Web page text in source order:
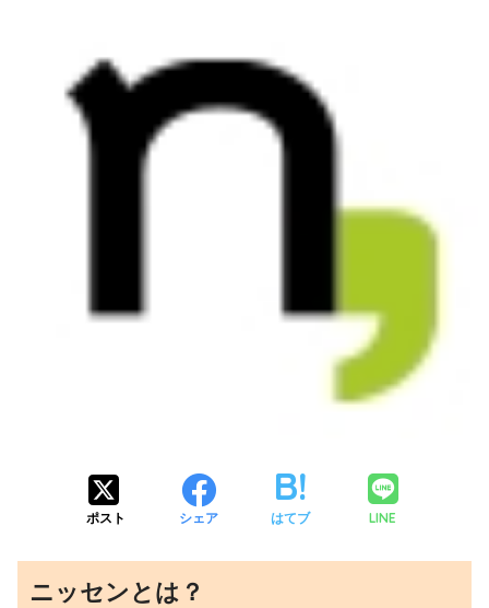
ポスト シェア はてブ LINE
ニッセンとは？